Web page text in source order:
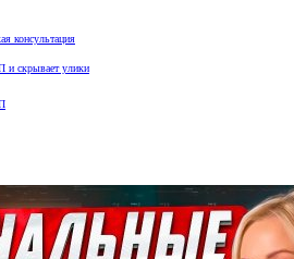
консультация
и скрывает улики